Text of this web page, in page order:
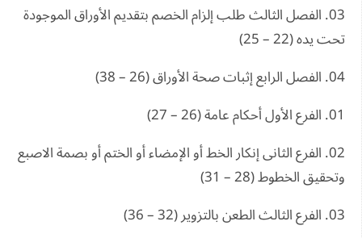
03. الفصل الثالث طلب إلزام الخصم بتقديم الأوراق الموجودة
تحت يده (22 – 25)
04. الفصل الرابع إثبات صحة الأوراق (26 – 38)
01. الفرع الأول أحكام عامة (26 – 27)
02. الفرع الثانى إنكار الخط أو الإمضاء أو الختم أو بصمة الاصبع
وتحقيق الخطوط (28 – 31)
03. الفرع الثالث الطعن بالتزوير (32 – 36)